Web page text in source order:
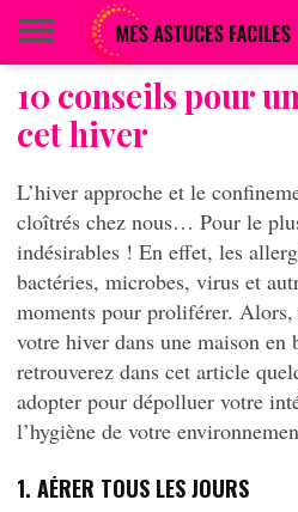
BEAUTÉ
COIFFURE
ALIMENTATION
MAQUILLAGE
MAISON
10 conseils pour
cet hiver
L’hiver approche et le
cloîtrés chez nous… Pour le
indésirables ! En effet, les
bactéries, microbes, virus et
moments pour proliférer. Alors,
votre hiver dans une maison en
retrouverez dans cet article
adopter pour dépolluer votre
l’hygiène de votre
1. AÉRER TOUS LES JOURS